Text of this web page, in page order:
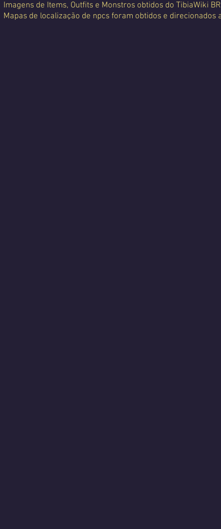
Imagens de Items, Outfits e Monstros obtidos do TibiaWiki
Mapas de localização de npcs foram obtidos e direcionados